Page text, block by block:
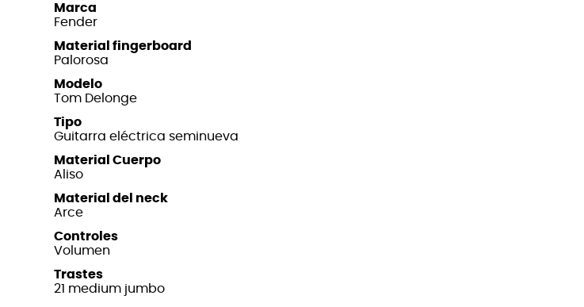
Marca
Fender
Material fingerboard
Palorosa
Modelo
Tom Delonge
Tipo
Guitarra eléctrica seminueva
Material Cuerpo
Aliso
Material del neck
Arce
Controles
Volumen
Trastes
21 medium jumbo